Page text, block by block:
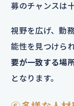
募のチャンスは
視野を広げ、勤
能性を見つけら
要が一致する場
となります。